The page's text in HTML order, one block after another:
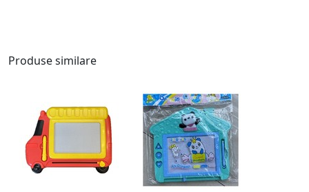
Produse similare